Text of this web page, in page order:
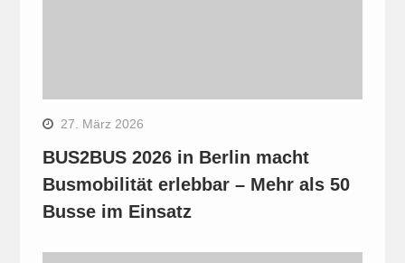
27. März 2026
BUS2BUS 2026 in Berlin macht
Busmobilität erlebbar – Mehr als 50
Busse im Einsatz